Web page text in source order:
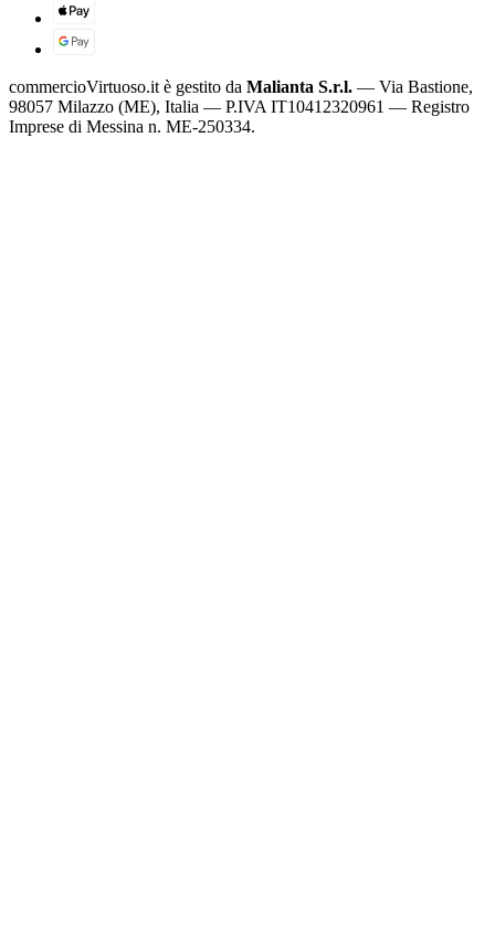
commercioVirtuoso.it è gestito da Malianta S.r.l. — Via Bastione,
98057 Milazzo (ME), Italia — P.IVA IT10412320961 — Registro
Imprese di Messina n. ME-250334.